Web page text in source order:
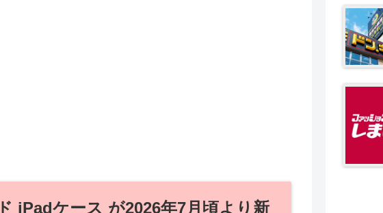
iPadケース が2026年7月頃より新